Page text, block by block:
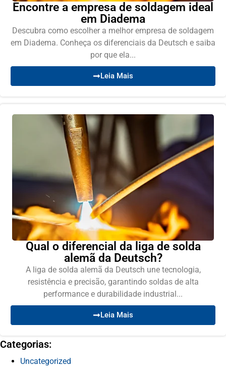
Encontre a empresa de soldagem ideal
em Diadema
Descubra como escolher a melhor empresa de soldagem
em Diadema. Conheça os diferenciais da Deutsch e saiba
por que ela...
Leia Mais
Qual o diferencial da liga de solda
alemã da Deutsch?
A liga de solda alemã da Deutsch une tecnologia,
resistência e precisão, garantindo soldas de alta
performance e durabilidade industrial...
Leia Mais
Categorias:
Uncategorized